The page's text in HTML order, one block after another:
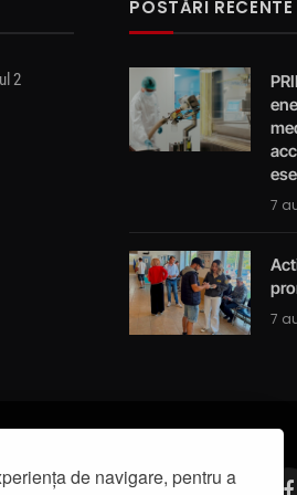
de navigare, pentru a
2
POSTĂRI RECENTE
7
7